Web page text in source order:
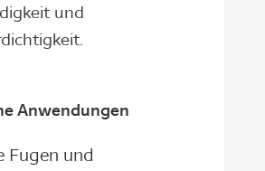
und
Anwendungen
Fugen und